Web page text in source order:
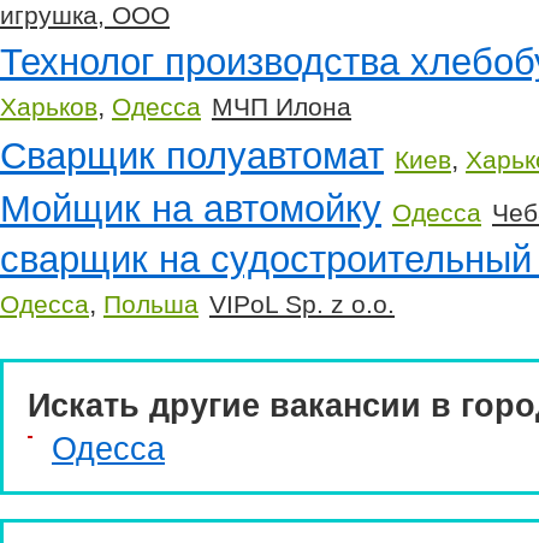
игрушка, ООО
Технолог производства
Харьков, Одесса МЧП Илона
Сварщик полуавтомат Киев,
Мойщик на автомойку Одесса
сварщик на
Одесса, Польша VIPoL Sp. z o.o.
Искать другие вакансии в
Одесса